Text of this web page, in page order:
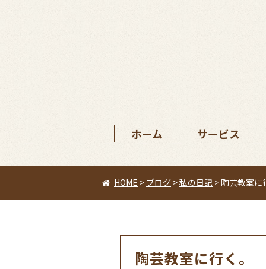
ホーム サービス
HOME > ブログ >私の日記 > 陶芸教室に
陶芸教室に行く。